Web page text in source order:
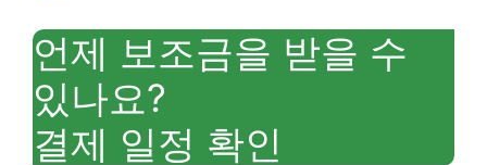
언제 보조금을 받을 수
있나요?
결제 일정 확인